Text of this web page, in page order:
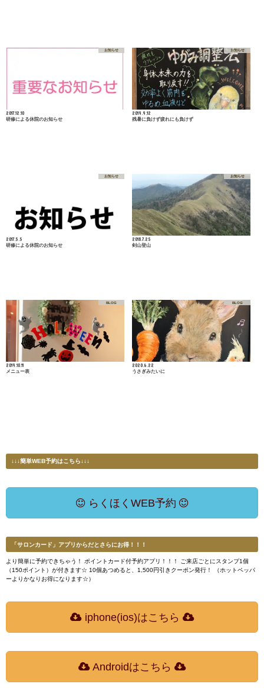
お知らせ
2017.12.10
研修による休院のお知らせ
お知らせ
2019.9.12
残暑に負けず疲れにも負けず
お知らせ
2017.5.5
研修による休院のお知らせ
お知らせ
2018.7.25
剣山登山
BLOG
2019.10.11
メニュー表
BLOG
2020.6.22
うさぎみたいに
↓↓↓簡単WEB予約はこちら↓↓↓
らくほくWEB予約
「サロンカード」アプリからだとさらにお得！！！
より簡単に予約できちゃう！ ポイントカード付予約アプリ！！！ ご来店ごとにスタンプ1個
（150ポイント）が付きます☆ 10個あつめると、1,500円引きクーポン発行！ （ホットペッパ
ーよりかなりお得になります☆）
iphone(ios)はこちら
Androidはこちら